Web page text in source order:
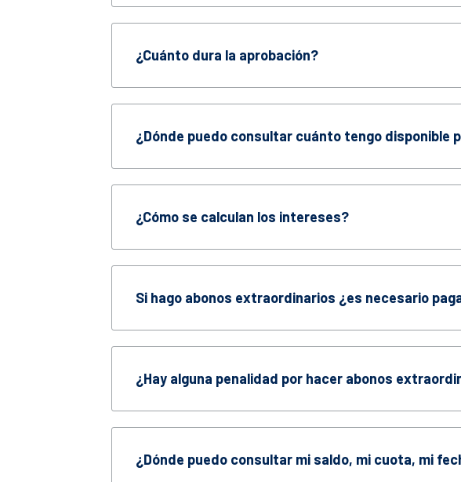
¿Cuánto dura la aprobación?
¿Dónde puedo consultar cuánto tengo disponible
¿Cómo se calculan los intereses?
Si hago abonos extraordinarios ¿es necesario
¿Hay alguna penalidad por hacer abonos
¿Dónde puedo consultar mi saldo, mi cuota, mi